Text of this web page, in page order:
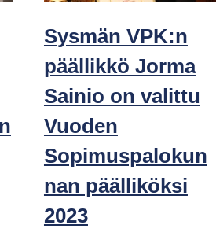
Sysmän VPK:n
päällikkö Jorma
Sainio on valittu
Vuoden
Sopimuspalokun
nan päälliköksi
2023